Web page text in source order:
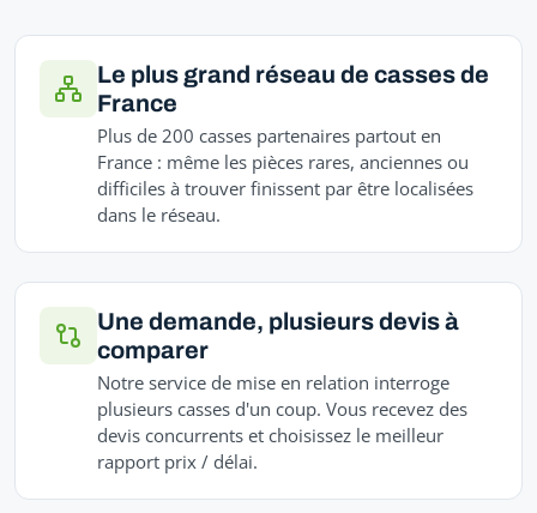
Le plus grand réseau de casses de
France
Plus de 200 casses partenaires partout en
France : même les pièces rares, anciennes ou
difficiles à trouver finissent par être localisées
dans le réseau.
Une demande, plusieurs devis à
comparer
Notre service de mise en relation interroge
plusieurs casses d'un coup. Vous recevez des
devis concurrents et choisissez le meilleur
rapport prix / délai.